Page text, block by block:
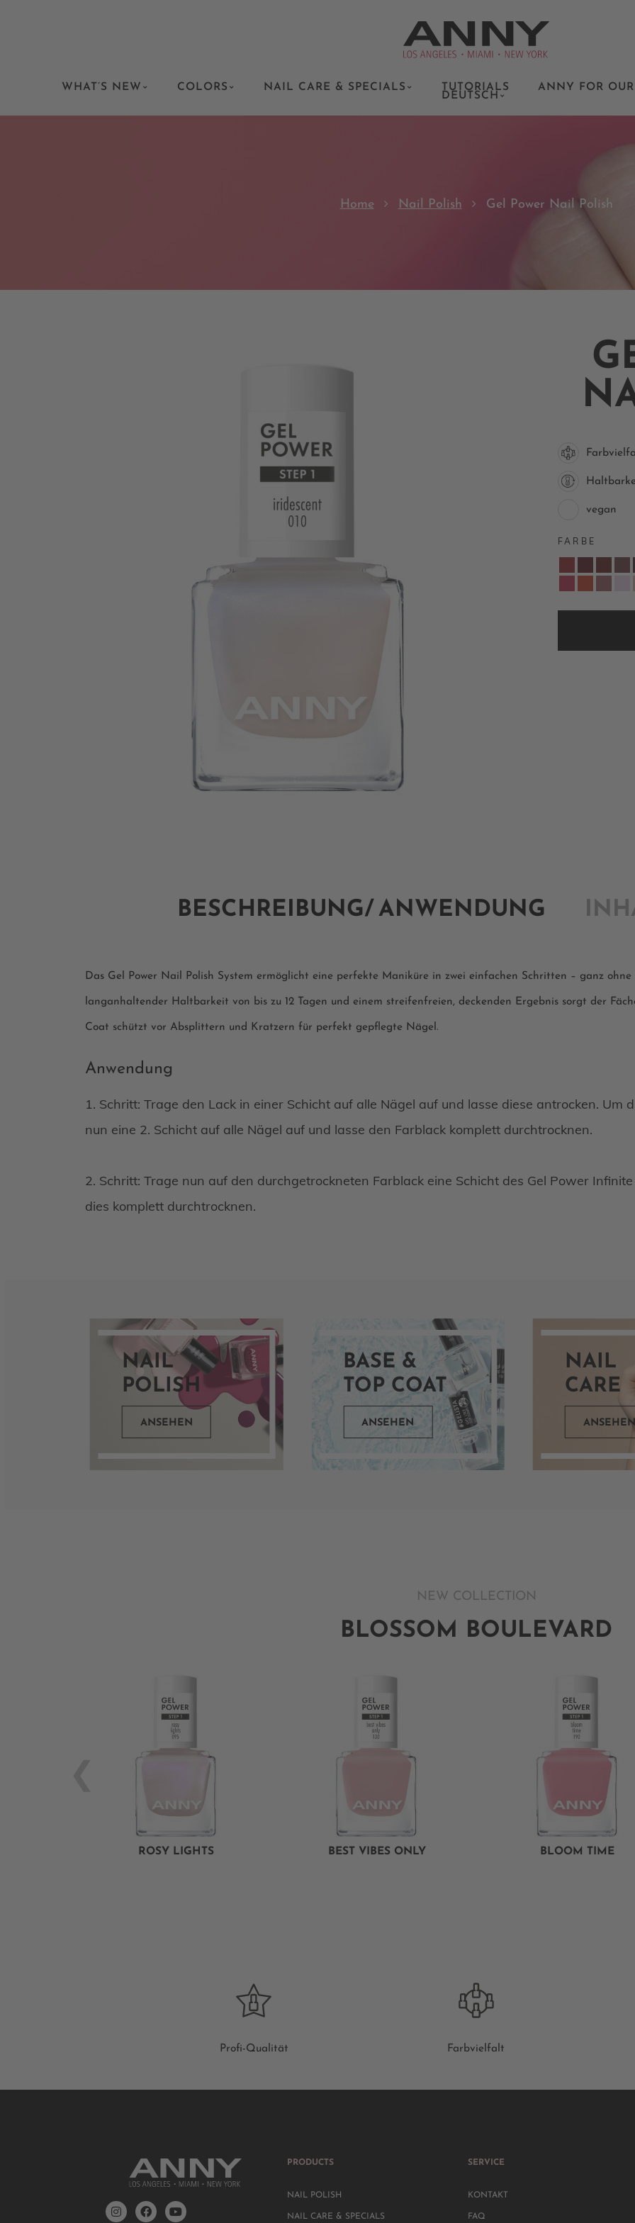
WHAT’S NEW COLORS NAIL CARE & SPECIALS TUTORIALS ANNY FOR
DEUTSCH
Home Nail Polish Gel Power Nail Polish
vegan
FARBE
BESCHREIBUNG/ ANWENDUNG
Das Gel Power Nail Polish System ermöglicht eine perfekte Maniküre in zwei einfachen Schritten – ganz
langanhaltender Haltbarkeit von bis zu 12 Tagen und einem streifenfreien, deckenden Ergebnis sorgt der
Coat schützt vor Absplittern und Kratzern für perfekt gepflegte Nägel.
Anwendung
1. Schritt: Trage den Lack in einer Schicht auf alle Nägel auf und lasse diese antrocken. Um
nun eine 2. Schicht auf alle Nägel auf und lasse den Farblack komplett durchtrocknen.
2. Schritt: Trage nun auf den durchgetrockneten Farblack eine Schicht des Gel Power
dies komplett durchtrocknen.
NAIL
POLISH
ANSEHEN
BASE &
TOP COAT
ANSEHEN
NAIL
CARE
ANSEHEN
NEW COLLECTION
BLOSSOM BOULEVARD
ROSY LIGHTS BEST VIBES ONLY BLOOM TIME
Profi-Qualität Farbvielfalt
PRODUCTS
NAIL POLISH
NAIL CARE & SPECIALS
SERVICE
KONTAKT
FAQ